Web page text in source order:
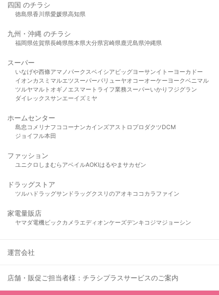
四国 のチラシ
徳島県香川県愛媛県高知県
九州・沖縄 のチラシ
福岡県佐賀県長崎県熊本県大分県宮崎県鹿児島県沖縄県
スーパー
いなげや西條アマノパークスベイシア ビッグヨーサンイトーヨーカドー
イオンカスミ マルエツスーパーバリューヤオコーオーケー ヨークベニマル
ツルヤマルト オギノ エスマート ライフ業務スーパーいかり フジグラン
ダイレックスサンエーイズミヤ
ホームセンター
島忠 コメリ ナフコ コーナンカインズアストロプロダクツDCM
ジョイフル本田
ファッション
ユニクロ しまむら アベイルAOKIはるやま サカゼン
ドラッグストア
ツルハドラッグサンドラッグクスリのアオキ ココカラファイン
家電量販店
ヤマダ電機ビックカメラ エディオンケーズデンキ コジマジョーシン
運営会社
店舗・販促ご担当者様：チラシプラスサービスのご案内